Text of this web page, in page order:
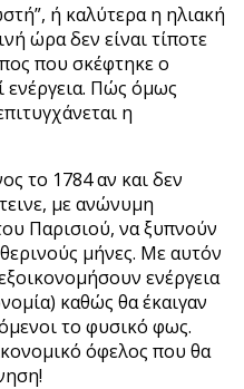
ή καλύτερα η ηλιακή
ώρα δεν είναι τίποτε
που σκέφτηκε ο
ενέργεια. Πώς όμως
η
το 1784 αν και δεν
με ανώνυμη
Παρισιού, να ξυπνούν
μήνες. Με αυτόν
ενέργεια
καθώς θα έκαιγαν
το φυσικό φως.
όφελος που θα